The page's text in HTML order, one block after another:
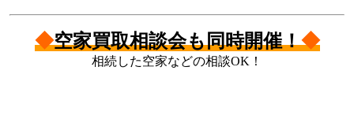
◆空家買取相談会も同時開催！◆
相続した空家などの相談OK！